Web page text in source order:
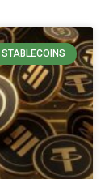
STABLECOINS